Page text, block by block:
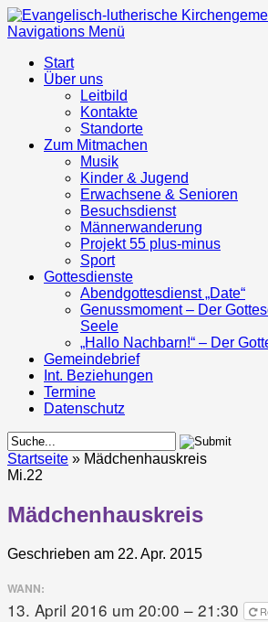
Navigations Menü
Start
Über uns
Leitbild
Kontakte
Standorte
Zum Mitmachen
Musik
Kinder & Jugend
Erwachsene & Senioren
Besuchsdienst
Männerwanderung
Projekt 55 plus-minus
Sport
Gottesdienste
Abendgottesdienst „Date“
Genussmoment – Der
Seele
„Hallo Nachbarn!“ – Der
Gemeindebrief
Int. Beziehungen
Termine
Datenschutz
Startseite » Mädchenhauskreis
Mi.22
Mädchenhauskreis
Geschrieben am 22. Apr. 2015
WANN:
13. April 2016 um 20:00 – 21:30